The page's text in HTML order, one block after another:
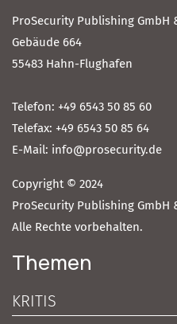
ProSecurity Publishing GmbH
Gebäude 664
55483 Hahn-Flughafen
Telefon: +49 6543 50 85 60
Telefax: +49 6543 50 85 64
E-Mail: info@prosecurity.de
Copyright © 2024
ProSecurity Publishing GmbH
Alle Rechte vorbehalten.
Themen
KRITIS